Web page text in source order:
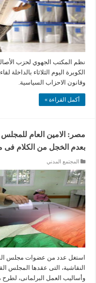
نظم المكتب الجهوي لحزب
الكويرة اليوم الثلاثاء بالداخلة
وقانون الاحزاب السياسية.
أكمل القراءة »
مصر: الامين العام للمجلس
بعدم الخجل من الكلام
المجتمع المدني
استغل عدد من عضوات مجلس
النقاشية، التى عقدها المجلس
وأساليب العمل البرلمانى،